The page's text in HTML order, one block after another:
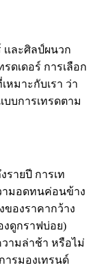
เละศิลป์ผนวก
ดเดอร์ การเลือก
หมาะกับเรา ว่า
บบการเทรดตาม
รายปี การเท
วามอดทนค่อนข้าง
ของราคากว้าง
งดูกราฟบ่อย)
ามล่าช้า หรือไม่
ารมองเทรนด์